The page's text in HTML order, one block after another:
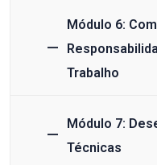
Módulo 6:
Trabalho
Módulo 7:
Técnicas